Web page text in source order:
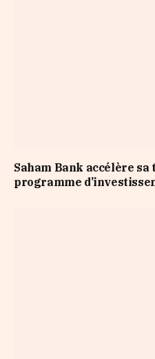
Saham Bank accélère
programme